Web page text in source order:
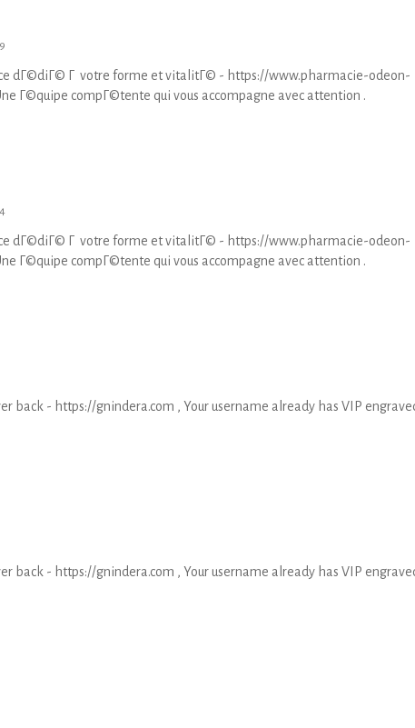
dГ©diГ© Г votre forme et vitalitГ© - https://www.pharmacie-odeon-
Г©quipe compГ©tente qui vous accompagne avec attention .
dГ©diГ© Г votre forme et vitalitГ© - https://www.pharmacie-odeon-
Г©quipe compГ©tente qui vous accompagne avec attention .
back - https://gnindera.com , Your username already has VIP
back - https://gnindera.com , Your username already has VIP